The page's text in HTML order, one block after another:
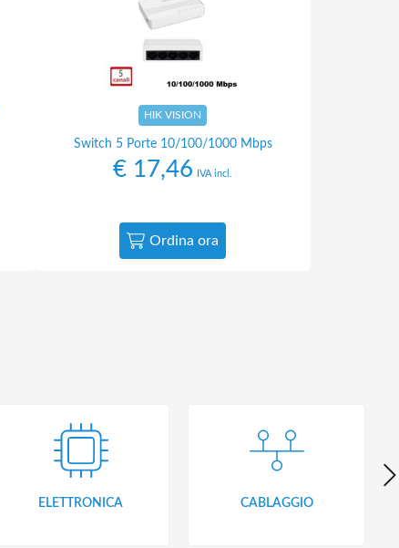
HIK VISION
Switch 5 Porte 10/100/1000 Mbps
€ 17,46 IVA incl.
Ordina ora
ELETTRONICA CABLAGGIO